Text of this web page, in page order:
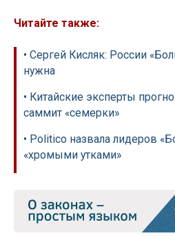
Читайте также:
• Сергей Кисляк: России
нужна
• Китайские эксперты
саммит «семерки»
• Politico назвала лидеров
«хромыми утками»